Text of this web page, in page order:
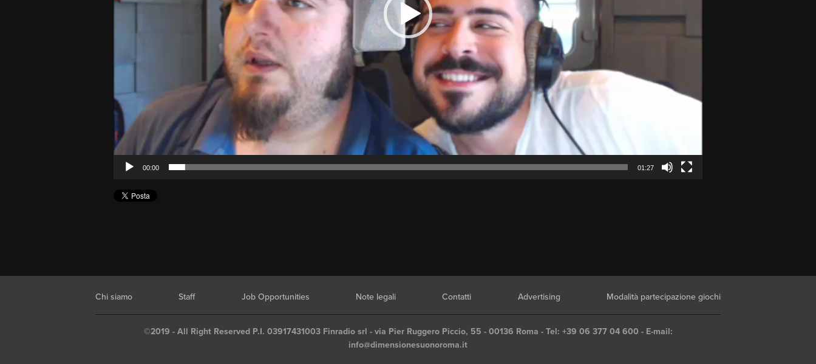
00:00 01:27
Chi siamo Staff Job Opportunities Note legali Contatti Advertising Modalità partecipazione giochi
©2019 - All Right Reserved P.I. 03917431003 Finradio srl - via Pier Ruggero Piccio, 55 - 00136 Roma - Tel: +39 06 377 04 600 - E-mail:
info@dimensionesuonoroma.it